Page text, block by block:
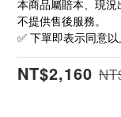
本商品屬賠本、現
不提供售後服務。
✅ 下單即表示同意
NT$2,160